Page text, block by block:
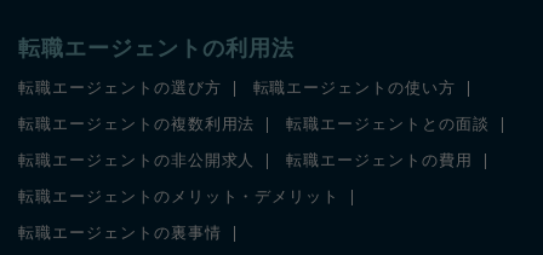
転職エージェントの利用法
転職エージェントの選び方 転職エージェントの使い方
転職エージェントの複数利用法 転職エージェントとの面談
転職エージェントの非公開求人 転職エージェントの費用
転職エージェントのメリット・デメリット
転職エージェントの裏事情